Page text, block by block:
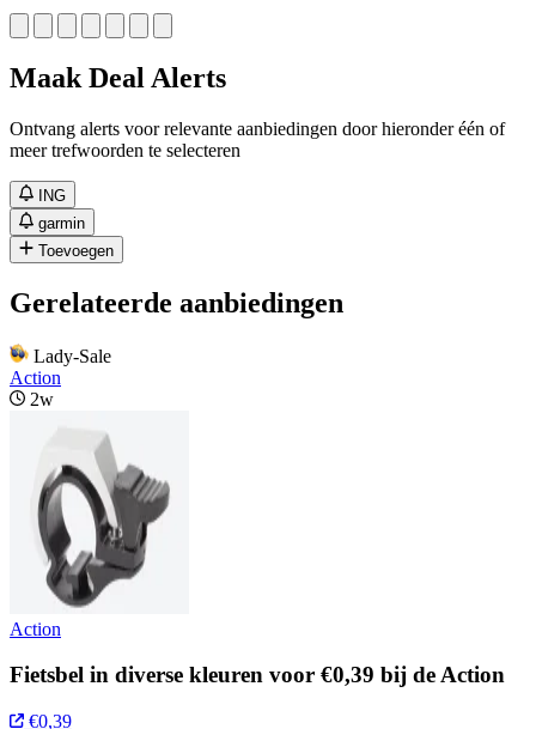
Maak Deal Alerts
Ontvang alerts voor relevante aanbiedingen door hieronder één of
meer trefwoorden te selecteren
ING
garmin
Toevoegen
Gerelateerde aanbiedingen
Lady-Sale
Action
2w
Action
Fietsbel in diverse kleuren voor €0,39 bij de Action
€0,39